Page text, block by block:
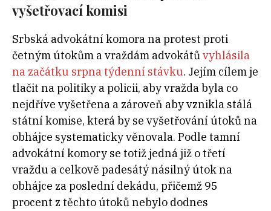
vyšetřovací komisi
Srbská advokátní komora na protest proti
četným útokům a vraždám advokátůvyhlásila
na začátku srpna týdenní stávku. Jejím cílem je
tlačit na politiky a policii, aby vražda byla co
nejdříve vyšetřena a zároveň aby vznikla stálá
státní komise, která by se vyšetřování útoků na
obhájce systematicky věnovala. Podle tamní
advokátní komory se totiž jedná již o třetí
vraždu a celkově padesátý násilný útok na
obhájce za poslední dekádu, přičemž 95
procent z těchto útoků nebylo dodnes